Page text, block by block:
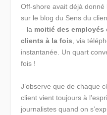
Off-shore avait déjà donné
sur le blog du Sens du
– la moitié des
clients à la fois, via
instantanée. Un quart
fois !
J’observe que de chaque
client vient toujours à
journalistes quand on